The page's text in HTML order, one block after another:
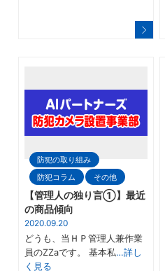
防犯の取り組み
防犯コラム
その他
【管理人の独り言①】最近
の商品傾向
2020.09.20
どうも、当ＨＰ管理人兼作業
員のZZaです。 基本私…詳し
く見る